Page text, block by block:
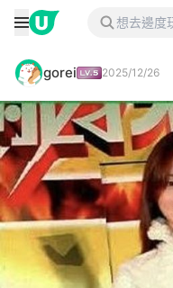
gorei 2025/12/26